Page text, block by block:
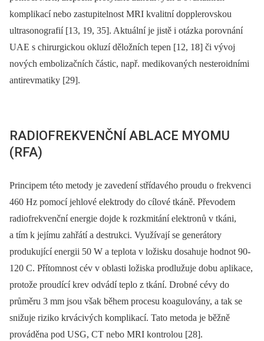
komplikací nebo zastupitelnost MRI kvalitní dopplerovskou
ultrasonografií [13, 19, 35]. Aktuální je jistě i otázka porovnání
UAE s chirurgickou okluzí děložních tepen [12, 18] či vývoj
nových embolizačních částic, např. medikovaných nesteroidními
antirevmatiky [29].
RADIOFREKVENČNÍ ABLACE MYOMU
(RFA)
Principem této metody je zavedení střídavého proudu o frekvenci
460 Hz pomocí jehlové elektrody do cílové tkáně. Převodem
radiofrekvenční energie dojde k rozkmitání elektronů v tkáni,
a tím k jejímu zahřátí a destrukci. Využívají se generátory
produkující energii 50 W a teplota v ložisku dosahuje hodnot 90-
120 C. Přítomnost cév v oblasti ložiska prodlužuje dobu aplikace,
protože proudící krev odvádí teplo z tkání. Drobné cévy do
průměru 3 mm jsou však během procesu koagulovány, a tak se
snižuje riziko krvácivých komplikací. Tato metoda je běžně
prováděna pod USG, CT nebo MRI kontrolou [28].